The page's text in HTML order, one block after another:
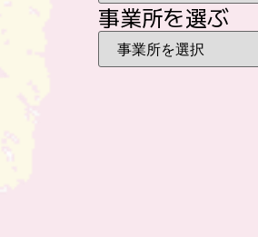
事業所を選ぶ